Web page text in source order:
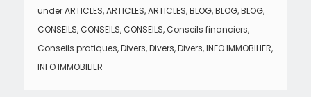
underARTICLES,ARTICLES,ARTICLES,BLOG,BLOG,BLOG,
CONSEILS,CONSEILS,CONSEILS,Conseils financiers,
Conseils pratiques,Divers,Divers,Divers,INFO IMMOBILIER,
INFO IMMOBILIER